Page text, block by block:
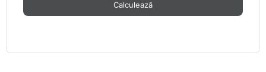
Calculează